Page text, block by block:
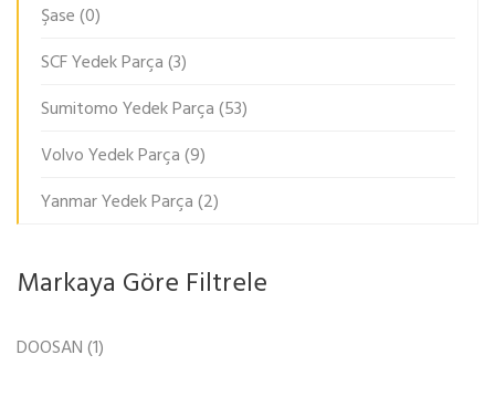
Şase(0)
SCF Yedek Parça(3)
Sumitomo Yedek Parça(53)
Volvo Yedek Parça(9)
Yanmar Yedek Parça(2)
Markaya Göre Filtrele
DOOSAN(1)